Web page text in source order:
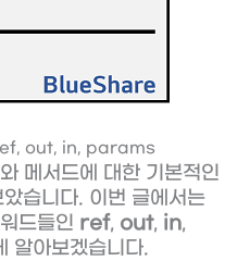
ref, out, in, params
메서드에 대한 기본적인
습니다. 이번 글에서는
드들인 ref, out, in,
알아보겠습니다.